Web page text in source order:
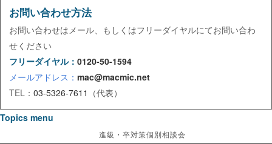
お問い合わせ方法
お問い合わせはメール、もしくはフリーダイヤルにてお問い合わ
せください
フリーダイヤル： 0120-50-1594
メールアドレス： mac@macmic.net
TEL： 03-5326-7611 （代表）
Topics menu
進級・卒対策個別相談会